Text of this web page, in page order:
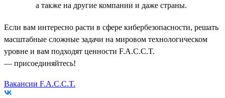
а также на другие компании и даже страны.
Если вам интересно расти в сфере кибербезопасности, решать
масштабные сложные задачи на мировом технологическом
уровне и вам подходят ценности F.A.C.C.T.
— присоединяйтесь!
Вакансии F.A.C.C.T.